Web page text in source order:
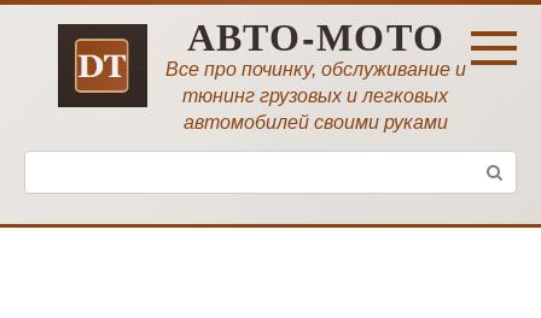
Перейти
АВТО-МОТО
Все про починку, обслуживание и
тюнинг грузовых и легковых
автомобилей своими руками
Поиск: